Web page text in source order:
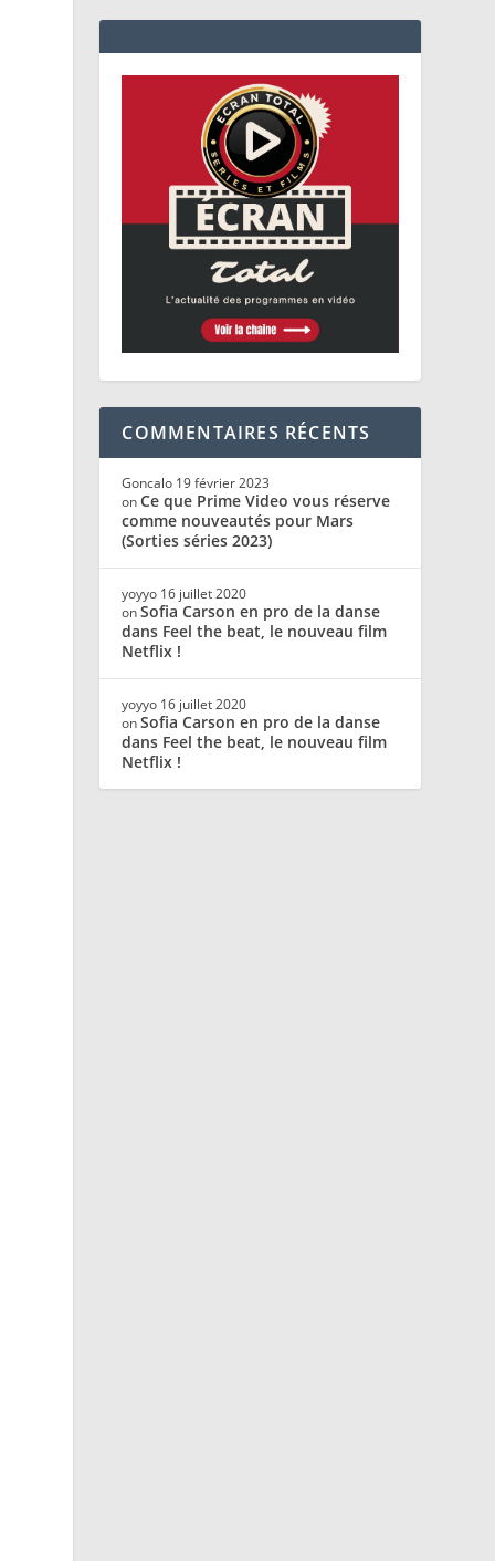
COMMENTAIRES RÉCENTS
Goncalo 19 février 2023
onCe que Prime Video vous réserve
comme nouveautés pour Mars
(Sorties séries 2023)
yoyyo 16 juillet 2020
onSofia Carson en pro de la danse
dans Feel the beat, le nouveau film
Netflix !
yoyyo 16 juillet 2020
onSofia Carson en pro de la danse
dans Feel the beat, le nouveau film
Netflix !